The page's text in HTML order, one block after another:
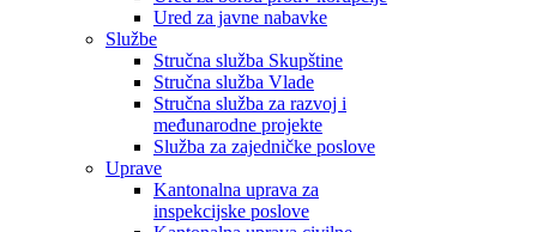
Ured za javne nabavke
Službe
Stručna služba Skupštine
Stručna služba Vlade
Stručna služba za razvoj i
međunarodne projekte
Služba za zajedničke poslove
Uprave
Kantonalna uprava za
inspekcijske poslove